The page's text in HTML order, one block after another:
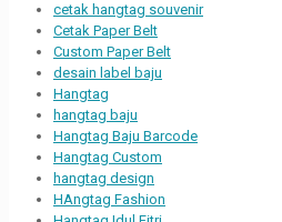
cetak hangtag souvenir
Cetak Paper Belt
Custom Paper Belt
desain label baju
Hangtag
hangtag baju
Hangtag Baju Barcode
Hangtag Custom
hangtag design
HAngtag Fashion